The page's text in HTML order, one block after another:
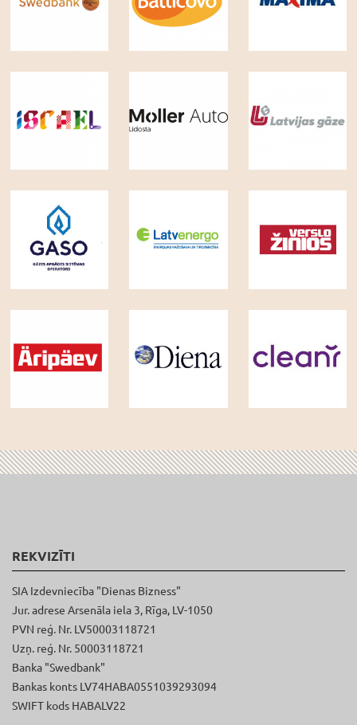
REKVIZĪTI
SIA Izdevniecība "Dienas Bizness"
Jur. adrese Arsenāla iela 3, Rīga, LV-1050
PVN reģ. Nr. LV50003118721
Uzņ. reģ. Nr. 50003118721
Banka "Swedbank"
Bankas konts LV74HABA0551039293094
SWIFT kods HABALV22